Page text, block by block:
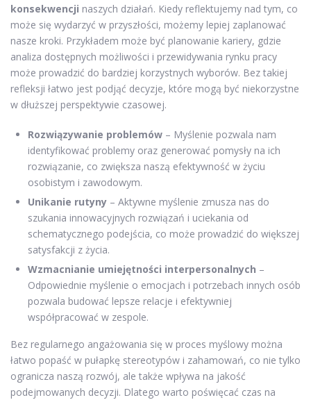
konsekwencji naszych działań. Kiedy reflektujemy nad tym, co
może się wydarzyć w przyszłości, możemy lepiej zaplanować
nasze kroki. Przykładem może być planowanie kariery, gdzie
analiza dostępnych możliwości i przewidywania rynku pracy
może prowadzić do bardziej korzystnych wyborów. Bez takiej
refleksji łatwo jest podjąć decyzje, które mogą być niekorzystne
w dłuższej perspektywie czasowej.
Rozwiązywanie problemów – Myślenie pozwala nam
identyfikować problemy oraz generować pomysły na ich
rozwiązanie, co zwiększa naszą efektywność w życiu
osobistym i zawodowym.
Unikanie rutyny – Aktywne myślenie zmusza nas do
szukania innowacyjnych rozwiązań i uciekania od
schematycznego podejścia, co może prowadzić do większej
satysfakcji z życia.
Wzmacnianie umiejętności interpersonalnych –
Odpowiednie myślenie o emocjach i potrzebach innych osób
pozwala budować lepsze relacje i efektywniej
współpracować w zespole.
Bez regularnego angażowania się w proces myślowy można
łatwo popaść w pułapkę stereotypów i zahamowań, co nie tylko
ogranicza naszą rozwój, ale także wpływa na jakość
podejmowanych decyzji. Dlatego warto poświęcać czas na